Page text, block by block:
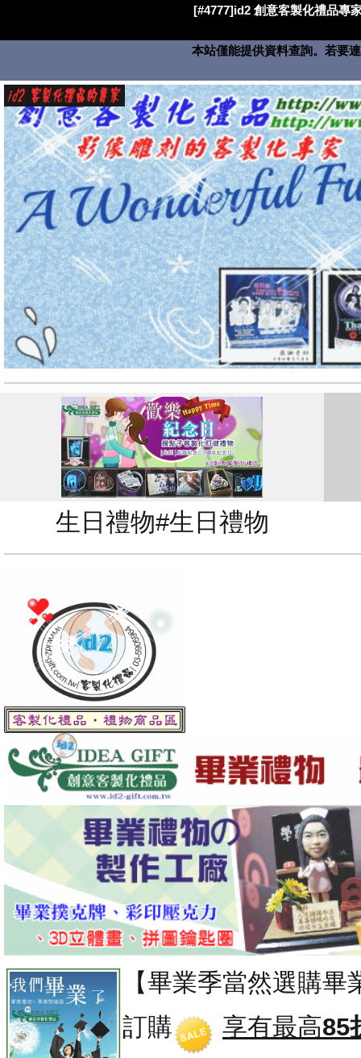
[#4777]id2 創意客製化禮品專
本站僅能提供資料查詢。若要
生日禮物#生日禮物
【畢業季當然選購
訂購
享有最高85